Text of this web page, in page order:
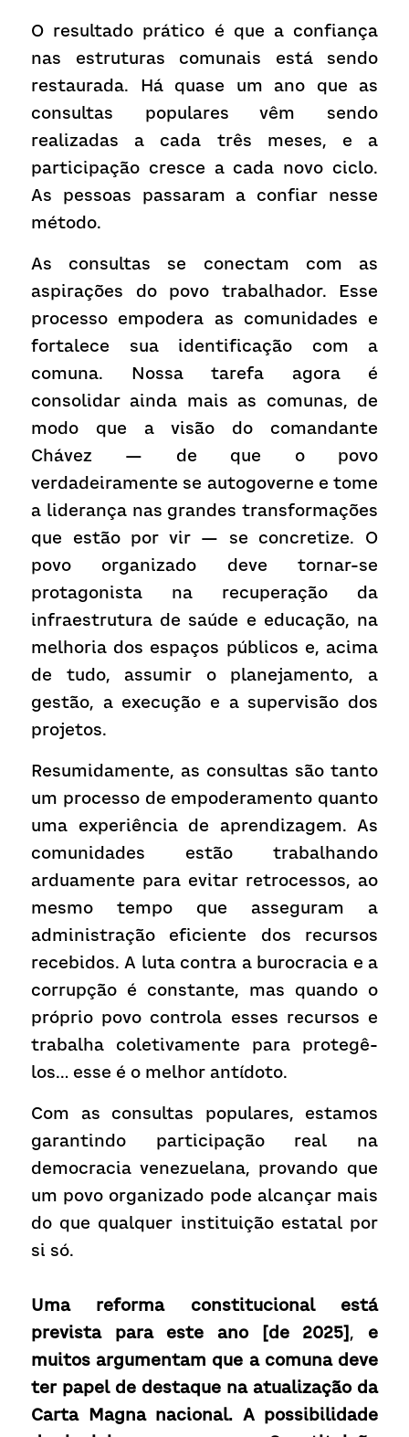
O resultado prático é que a confiança
nas estruturas comunais está sendo
restaurada. Há quase um ano que as
consultas populares vêm sendo
realizadas a cada três meses, e a
participação cresce a cada novo ciclo.
As pessoas passaram a confiar nesse
método.
As consultas se conectam com as
aspirações do povo trabalhador. Esse
processo empodera as comunidades e
fortalece sua identificação com a
comuna. Nossa tarefa agora é
consolidar ainda mais as comunas, de
modo que a visão do comandante
Chávez — de que o povo
verdadeiramente se autogoverne e tome
a liderança nas grandes transformações
que estão por vir — se concretize. O
povo organizado deve tornar-se
protagonista na recuperação da
infraestrutura de saúde e educação, na
melhoria dos espaços públicos e, acima
de tudo, assumir o planejamento, a
gestão, a execução e a supervisão dos
projetos.
Resumidamente, as consultas são tanto
um processo de empoderamento quanto
uma experiência de aprendizagem. As
comunidades estão trabalhando
arduamente para evitar retrocessos, ao
mesmo tempo que asseguram a
administração eficiente dos recursos
recebidos. A luta contra a burocracia e a
corrupção é constante, mas quando o
próprio povo controla esses recursos e
trabalha coletivamente para protegê-
los… esse é o melhor antídoto.
Com as consultas populares, estamos
garantindo participação real na
democracia venezuelana, provando que
um povo organizado pode alcançar mais
do que qualquer instituição estatal por
si só.
Uma reforma constitucional está
prevista para este ano
[de 2025] , e
muitos argumentam que a comuna deve
ter papel de destaque na atualização da
Carta Magna nacional. A possibilidade